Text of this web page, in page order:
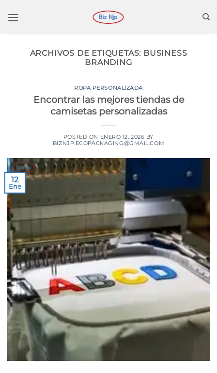
ARCHIVOS DE ETIQUETAS: BUSINESS
BRANDING
ROPA PERSONALIZADA
Encontrar las mejores tiendas de
camisetas personalizadas
POSTED ON ENERO 12, 2026 BY
BIZNJP.ECOPACKAGING@GMAIL.COM
12
Ene